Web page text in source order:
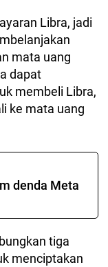
Libra, jadi
mata uang
dapat
membeli Libra,
ke mata uang
denda Meta
tiga
menciptakan